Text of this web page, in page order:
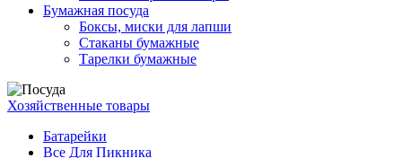
Бумажная посуда
Боксы, миски для лапши
Стаканы бумажные
Тарелки бумажные
Хозяйственные товары
Батарейки
Все Для Пикника